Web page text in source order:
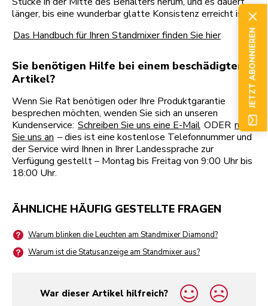
länger, bis eine wunderbar glatte Konsistenz erreicht ist.
Das Handbuch für Ihren Standmixer finden Sie hier
Sie benötigen Hilfe bei einem beschädigten
Artikel?
Wenn Sie Rat benötigen oder Ihre Produktgarantie
besprechen möchten, wenden Sie sich an unseren
Kundenservice: Schreiben Sie uns eine E-Mail ODER rufen
Sie uns an – dies ist eine kostenlose Telefonnummer und
der Service wird Ihnen in Ihrer Landessprache zur
Verfügung gestellt – Montag bis Freitag von 9:00 Uhr bis
18:00 Uhr.
ÄHNLICHE HÄUFIG GESTELLTE FRAGEN
Warum blinken die Leuchten am Standmixer Diamond?
Warum ist die Statusanzeige am Standmixer aus?
War dieser Artikel hilfreich?
yes
no
JETZT ABONNIEREN